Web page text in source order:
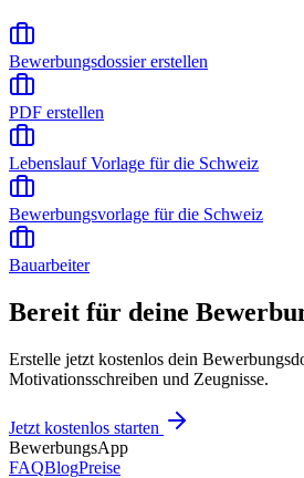
Bewerbungsdossier erstellen
PDF erstellen
Lebenslauf Vorlage für die Schweiz
Bewerbungsvorlage für die Schweiz
Bauarbeiter
Bereit für deine
Erstelle jetzt kostenlos dein
Motivationsschreiben und Zeugnisse.
Jetzt kostenlos starten
BewerbungsApp
FAQBlogPreise